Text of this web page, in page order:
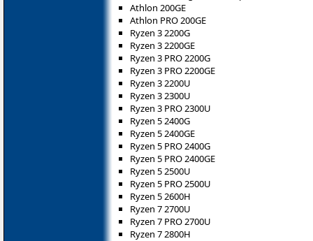
Athlon 200GE
Athlon PRO 200GE
Ryzen 3 2200G
Ryzen 3 2200GE
Ryzen 3 PRO 2200G
Ryzen 3 PRO 2200GE
Ryzen 3 2200U
Ryzen 3 2300U
Ryzen 3 PRO 2300U
Ryzen 5 2400G
Ryzen 5 2400GE
Ryzen 5 PRO 2400G
Ryzen 5 PRO 2400GE
Ryzen 5 2500U
Ryzen 5 PRO 2500U
Ryzen 5 2600H
Ryzen 7 2700U
Ryzen 7 PRO 2700U
Ryzen 7 2800H